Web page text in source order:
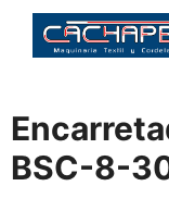
Saltar
BSC-8-